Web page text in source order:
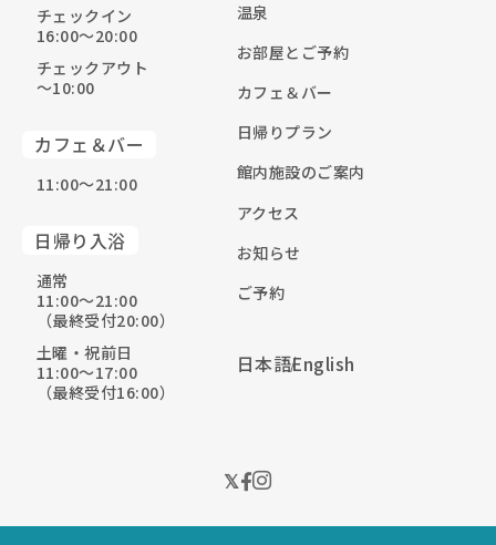
チェックイン
16:00〜20:00
チェックアウト
〜10:00
カフェ＆バー
11:00〜21:00
日帰り入浴
通常
11:00〜21:00
（最終受付20:00）
土曜・祝前日
11:00〜17:00
（最終受付16:00）
温泉
お部屋とご予約
カフェ＆バー
日帰りプラン
館内施設のご案内
アクセス
お知らせ
ご予約
日本語English